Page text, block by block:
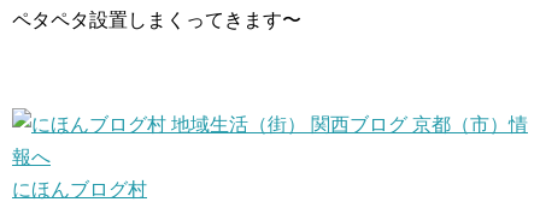
ペタペタ設置しまくってきます〜
にほんブログ村